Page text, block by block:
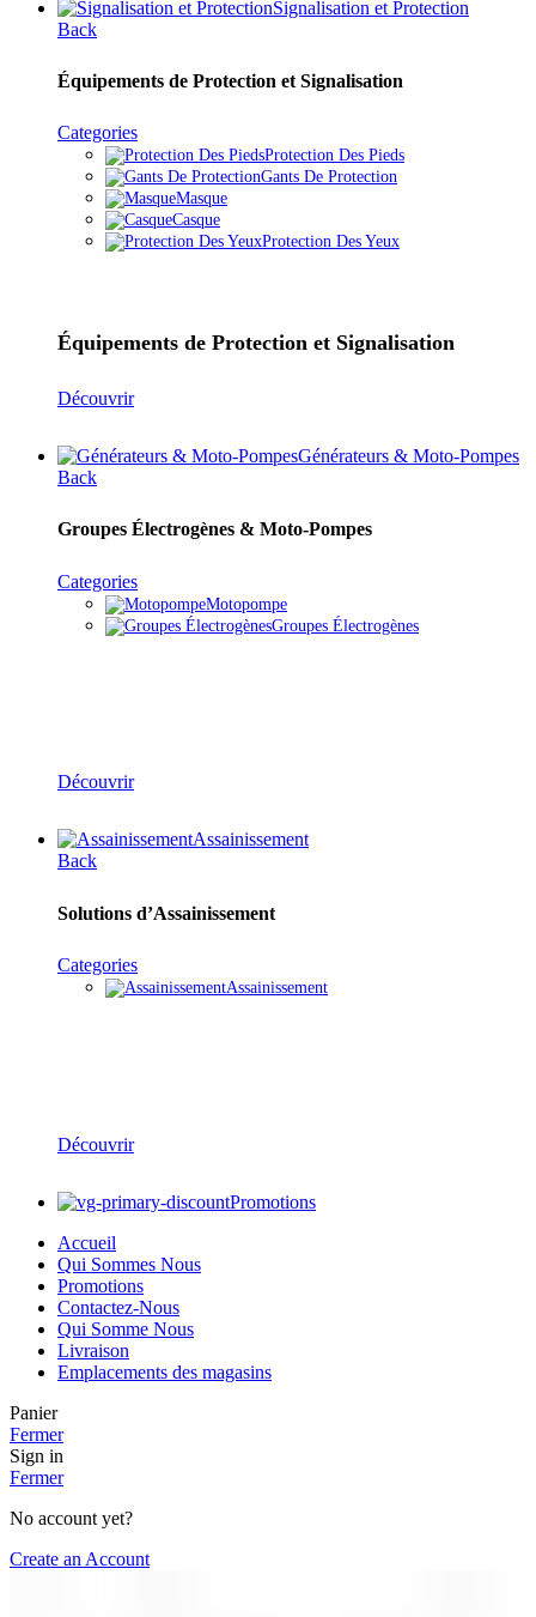
Signalisation et Protection
Back
Équipements de Protection et Signalisation
Categories
Protection Des Pieds
Gants De Protection
Masque
Casque
Protection Des Yeux
Équipements de Protection et Signalisation
Découvrir
Générateurs & Moto-Pompes
Back
Groupes Électrogènes & Moto-Pompes
Categories
Motopompe
Groupes Électrogènes
Découvrir
Assainissement
Back
Solutions d’Assainissement
Categories
Assainissement
Découvrir
Promotions
Accueil
Qui Sommes Nous
Promotions
Contactez-Nous
Qui Somme Nous
Livraison
Emplacements des magasins
Panier
Fermer
Sign in
Fermer
No account yet?
Create an Account